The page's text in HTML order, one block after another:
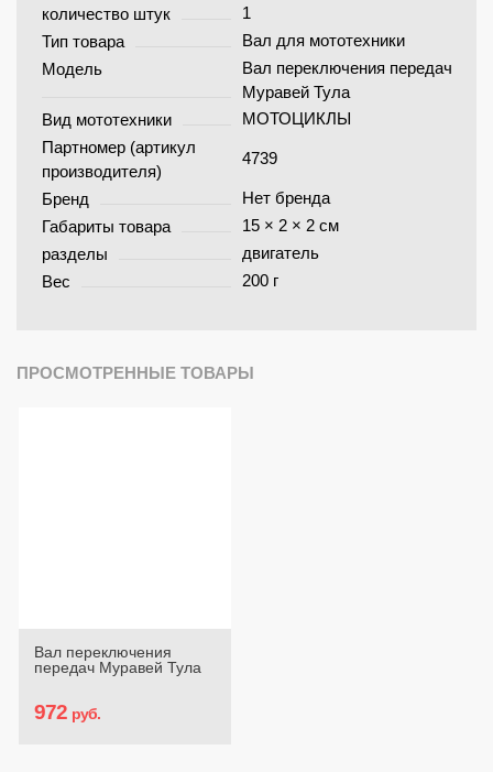
количество штук
1
Тип товара
Вал для мототехники
Модель
Вал переключения передач
Муравей Тула
Вид мототехники
МОТОЦИКЛЫ
Партномер (артикул
производителя)
4739
Бренд
Нет бренда
Габариты товара
15 × 2 × 2 см
разделы
двигатель
Вес
200 г
ПРОСМОТРЕННЫЕ ТОВАРЫ
Вал переключения
передач Муравей Тула
972 руб.